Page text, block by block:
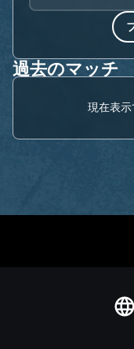
過去のマッチ
現在表